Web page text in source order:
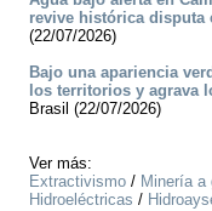
revive histórica disputa
(22/07/2026)
Bajo una apariencia
los territorios y agrava
Brasil (22/07/2026)
Ver más:
Extractivismo / Minería a
Hidroeléctricas /